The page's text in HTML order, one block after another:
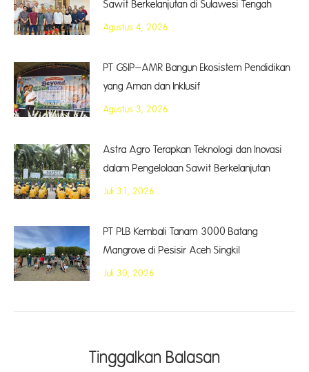
Sawit Berkelanjutan di Sulawesi Tengah
Agustus 4, 2026
PT GSIP–AMR Bangun Ekosistem Pendidikan
yang Aman dan Inklusif
Agustus 3, 2026
Astra Agro Terapkan Teknologi dan Inovasi
dalam Pengelolaan Sawit Berkelanjutan
Juli 31, 2026
PT PLB Kembali Tanam 3000 Batang
Mangrove di Pesisir Aceh Singkil
Juli 30, 2026
Tinggalkan Balasan